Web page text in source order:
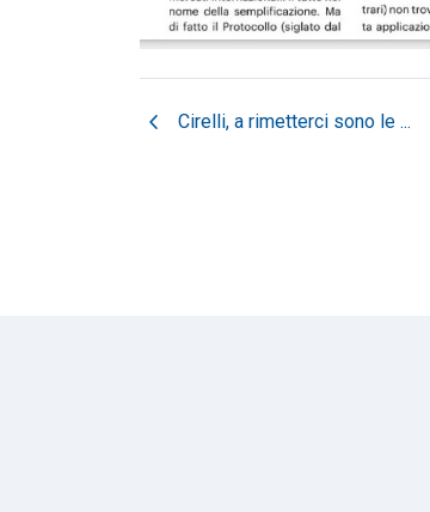
chevron_left Cirelli, a rimetterci sono le ...